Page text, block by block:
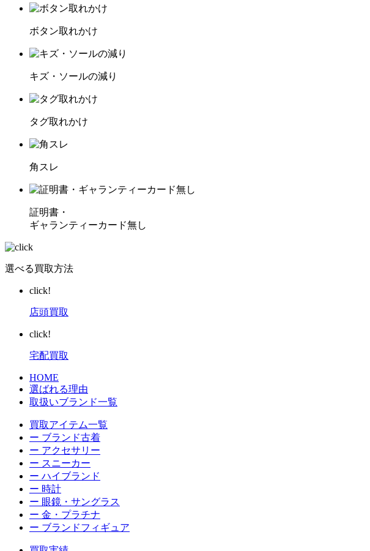
ボタン取れかけ
キズ・ソールの減り
タグ取れかけ
角スレ
証明書・
ギャランティーカード無し
選べる買取方法
click!
店頭買取
click!
宅配買取
HOME
選ばれる理由
取扱いブランド一覧
買取アイテム一覧
ー ブランド古着
ー アクセサリー
ー スニーカー
ー ハイブランド
ー 時計
ー 眼鏡・サングラス
ー 金・プラチナ
ー ブランドフィギュア